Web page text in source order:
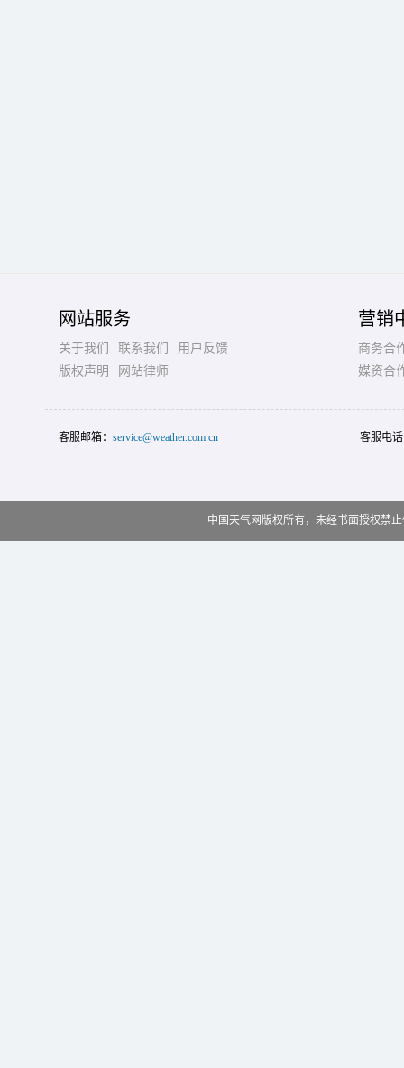
网站服务
关于我们 联系我们
用户反馈
版权声明
网站律师
营销
商务合
媒资合
客服邮箱： service@weather.com.cn 客服电
中国天气网版权所有，未经书面授权